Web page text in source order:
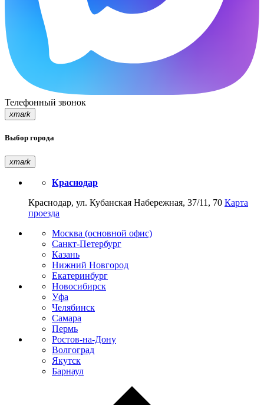
Телефонный звонок
xmark
Выбор города
xmark
Краснодар
Краснодар, ул. Кубанская Набережная, 37/11, 70 Карта
проезда
Москва (основной офис)
Санкт-Петербург
Казань
Нижний Новгород
Екатеринбург
Новосибирск
Уфа
Челябинск
Самара
Пермь
Ростов-на-Дону
Волгоград
Якутск
Барнаул